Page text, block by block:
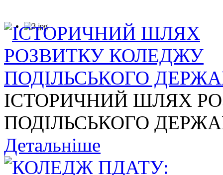
ІСТОРИЧНИЙ ШЛЯХ
ПОДІЛЬСЬКОГО
Детальніше